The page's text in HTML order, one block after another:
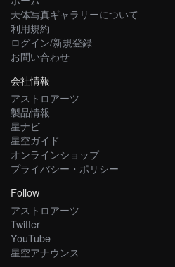
天体写真ギャラリーについて
利用規約
ログイン/新規登録
お問い合わせ
会社情報
アストロアーツ
製品情報
星ナビ
星空ガイド
オンラインショップ
プライバシー・ポリシー
Follow
アストロアーツ
Twitter
YouTube
星空アナウンス